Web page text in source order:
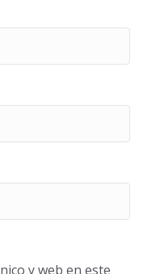
y web en este